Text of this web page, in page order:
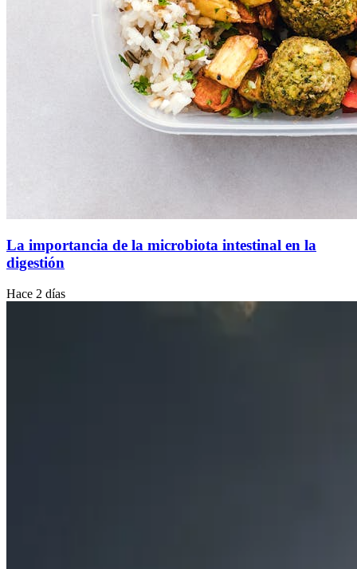
La importancia de la microbiota intestinal en la
digestión
Hace 2 días